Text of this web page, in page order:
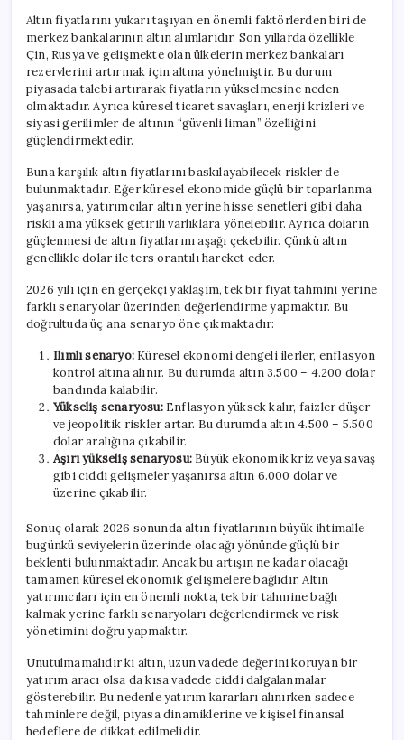
Altın fiyatlarını yukarı taşıyan en önemli faktörlerden biri de
merkez bankalarının altın alımlarıdır. Son yıllarda özellikle
Çin, Rusya ve gelişmekte olan ülkelerin merkez bankaları
rezervlerini artırmak için altına yönelmiştir. Bu durum
piyasada talebi artırarak fiyatların yükselmesine neden
olmaktadır. Ayrıca küresel ticaret savaşları, enerji krizleri ve
siyasi gerilimler de altının “güvenli liman” özelliğini
güçlendirmektedir.
Buna karşılık altın fiyatlarını baskılayabilecek riskler de
bulunmaktadır. Eğer küresel ekonomide güçlü bir toparlanma
yaşanırsa, yatırımcılar altın yerine hisse senetleri gibi daha
riskli ama yüksek getirili varlıklara yönelebilir. Ayrıca doların
güçlenmesi de altın fiyatlarını aşağı çekebilir. Çünkü altın
genellikle dolar ile ters orantılı hareket eder.
2026 yılı için en gerçekçi yaklaşım, tek bir fiyat tahmini yerine
farklı senaryolar üzerinden değerlendirme yapmaktır. Bu
doğrultuda üç ana senaryo öne çıkmaktadır:
Ilımlı senaryo: Küresel ekonomi dengeli ilerler, enflasyon
kontrol altına alınır. Bu durumda altın 3.500 – 4.200 dolar
bandında kalabilir.
Yükseliş senaryosu:Enflasyon yüksek kalır, faizler düşer
ve jeopolitik riskler artar. Bu durumda altın 4.500 – 5.500
dolar aralığına çıkabilir.
Aşırı yükseliş senaryosu: Büyük ekonomik kriz veya savaş
gibi ciddi gelişmeler yaşanırsa altın 6.000 dolar ve
üzerine çıkabilir.
Sonuç olarak 2026 sonunda altın fiyatlarının büyük ihtimalle
bugünkü seviyelerin üzerinde olacağı yönünde güçlü bir
beklenti bulunmaktadır. Ancak bu artışın ne kadar olacağı
tamamen küresel ekonomik gelişmelere bağlıdır. Altın
yatırımcıları için en önemli nokta, tek bir tahmine bağlı
kalmak yerine farklı senaryoları değerlendirmek ve risk
yönetimini doğru yapmaktır.
Unutulmamalıdır ki altın, uzun vadede değerini koruyan bir
yatırım aracı olsa da kısa vadede ciddi dalgalanmalar
gösterebilir. Bu nedenle yatırım kararları alınırken sadece
tahminlere değil, piyasa dinamiklerine ve kişisel finansal
hedeflere de dikkat edilmelidir.